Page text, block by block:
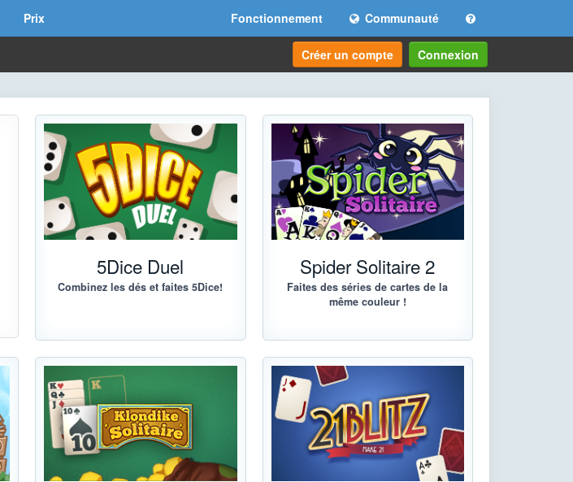
Prix Fonctionnement Communauté
Créer un compte Connexion
5Dice Duel
Combinez les dés et faites 5Dice!
Spider Solitaire 2
Faites des séries de cartes de la
même couleur !